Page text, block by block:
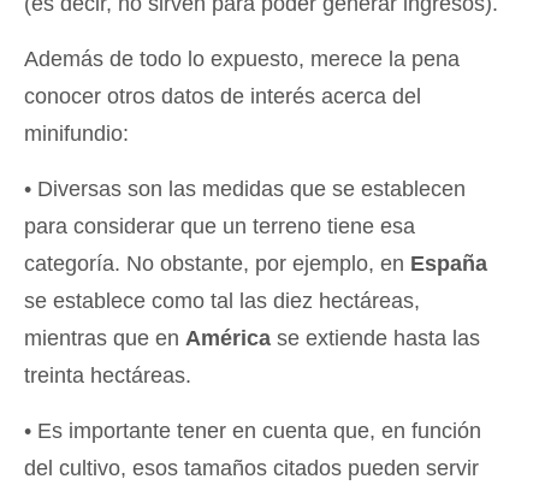
Además de todo lo expuesto, merece la pena
conocer otros datos de interés acerca del
minifundio:
• Diversas son las medidas que se establecen
para considerar que un terreno tiene esa
categoría. No obstante, por ejemplo, en España
se establece como tal las diez hectáreas,
mientras que en América se extiende hasta las
treinta hectáreas.
• Es importante tener en cuenta que, en función
del cultivo, esos tamaños citados pueden servir